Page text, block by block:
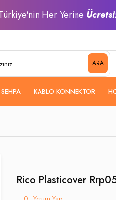
Her Yerine
ARA
KABLO KONNEKTOR
Rico Plasticover